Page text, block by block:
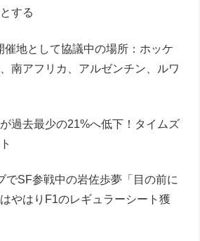
する
催地として協議中の場所：ホッケ
南アフリカ、アルゼンチン、ルワ
過去最少の21%へ低下！タイムズ
でSF参戦中の岩佐歩夢「目の前に
やはりF1のレギュラーシート獲